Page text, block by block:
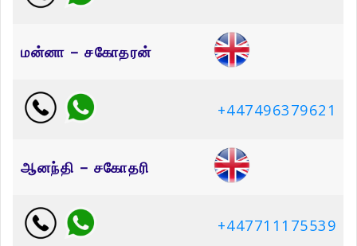
மன்னா – சகோதரன்
+447496379621
ஆனந்தி – சகோதரி
+447711175539